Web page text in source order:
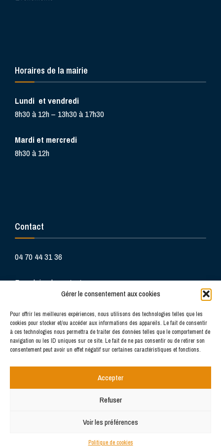
Gérer le consentement aux cookies
Pour offrir les meilleures expériences, nous utilisons des technologies telles que les
cookies pour stocker et/ou accéder aux informations des appareils. Le fait de consentir
à ces technologies nous permettra de traiter des données telles que le comportement de
navigation ou les ID uniques sur ce site. Le fait de ne pas consentir ou de retirer son
consentement peut avoir un effet négatif sur certaines caractéristiques et fonctions.
Accepter
Refuser
Voir les préférences
Politique de cookies
Horaires de la mairie
Lundi et vendredi
8h30 à 12h – 13h30 à 17h30
Mardi et mercredi
8h30 à 12h
Contact
04 70 44 31 36
Formulaire de contact
FOIRE AUX QUESTIONS